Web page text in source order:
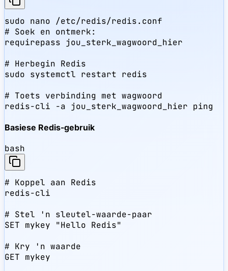
sudo nano /etc/redis/redis.conf
# Soek en ontmerk:
requirepass jou_sterk_wagwoord_hier
# Herbegin Redis
sudo systemctl restart redis
# Toets verbinding met wagwoord
redis-cli -a jou_sterk_wagwoord_hier ping
Basiese Redis-gebruik
bash
# Koppel aan Redis
redis-cli
# Stel 'n sleutel-waarde-paar
SET mykey "Hello Redis"
# Kry 'n waarde
GET mykey